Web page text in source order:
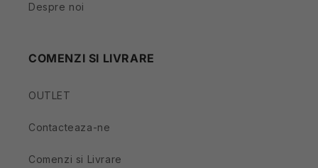
Despre noi
COMENZI SI LIVRARE
OUTLET
Contacteaza-ne
Comenzi si Livrare